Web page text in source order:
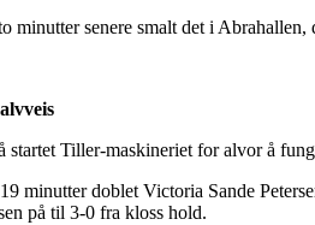
minutter senere smalt det i
startet Tiller-maskineriet for alvor å
minutter doblet Victoria Sande
på til 3-0 fra kloss hold.